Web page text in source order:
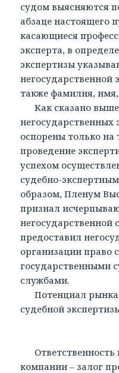
судом выясняются
абзаце настоящего
касающиеся
эксперта, в
экспертизы
негосударственной
также фамилия, имя,
Как сказано
негосударственных
оспорены только на
проведение
успехом
судебно-
образом, Пленум
признал
негосударственной
предоставил
организации право
государственными
службами.
Потенциал
судебной
Ответственность
компании – залог